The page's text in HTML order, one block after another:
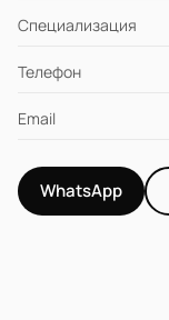
Специализация
Телефон
Email
WhatsApp